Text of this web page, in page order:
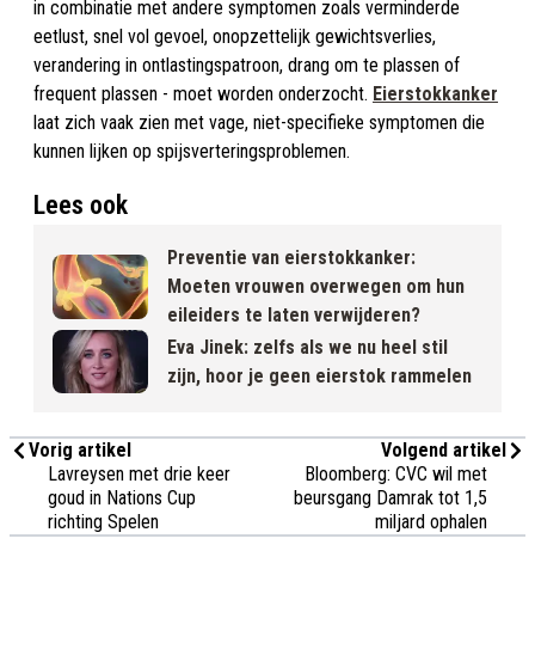
in combinatie met andere symptomen zoals verminderde
eetlust, snel vol gevoel, onopzettelijk gewichtsverlies,
verandering in ontlastingspatroon, drang om te plassen of
frequent plassen - moet worden onderzocht. Eierstokkanker
laat zich vaak zien met vage, niet-specifieke symptomen die
kunnen lijken op spijsverteringsproblemen.
Lees ook
Preventie van eierstokkanker:
Moeten vrouwen overwegen om hun
eileiders te laten verwijderen?
Eva Jinek: zelfs als we nu heel stil
zijn, hoor je geen eierstok rammelen
Vorig artikel
Lavreysen met drie keer
goud in Nations Cup
richting Spelen
Volgend artikel
Bloomberg: CVC wil met
beursgang Damrak tot 1,5
miljard ophalen